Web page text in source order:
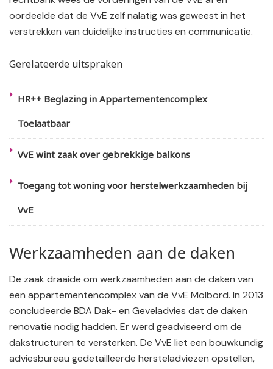
oordeelde dat de VvE zelf nalatig was geweest in het
verstrekken van duidelijke instructies en communicatie.
Gerelateerde uitspraken
HR++ Beglazing in Appartementencomplex
Toelaatbaar
VvE wint zaak over gebrekkige balkons
Toegang tot woning voor herstelwerkzaamheden bij
VvE
Werkzaamheden aan de daken
De zaak draaide om werkzaamheden aan de daken van
een appartementencomplex van de VvE Molbord. In 2013
concludeerde BDA Dak- en Geveladvies dat de daken
renovatie nodig hadden. Er werd geadviseerd om de
dakstructuren te versterken. De VvE liet een bouwkundig
adviesbureau gedetailleerde hersteladviezen opstellen,